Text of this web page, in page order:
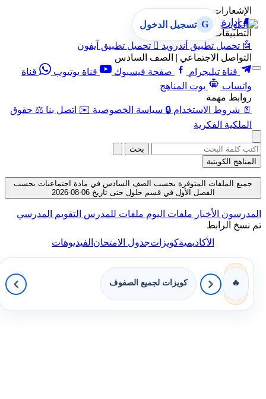
الإشعارات
🔔 إدارة الإشعارات
التطبيقات
🤖 تحميل تطبيق أندرويد  تحميل تطبيق آيفون
التواصل الاجتماعي | الصف السادس
قناة تيليجرام
صفحة فيسبوك قناة يوتيوب
قناة
واتساب
بوت المناهج
روابط مهمة
📄 شروط الاستخدام 🔒 سياسة الخصوصية ✉️ اتصل بنا ⚖️ حقوق
الملكية الفكرية
G تسجيل الدخول
بحث
المناهج الكويتية
جميع الملفات المتوفرة بحسب الصف السادس في مادة اجتماعيات بحسب
الفصل الأول في قسم حلول حتى تاريخ 06-08-2026
المدرسون الأخبار ملفات اليوم ملفات للمدرس التقويم المدرسي
تم نسخ الرابط
الأكاديميةكويزاتجدول الامتحانالفيديوهات
🔥 كويزات لجميع الصفوف